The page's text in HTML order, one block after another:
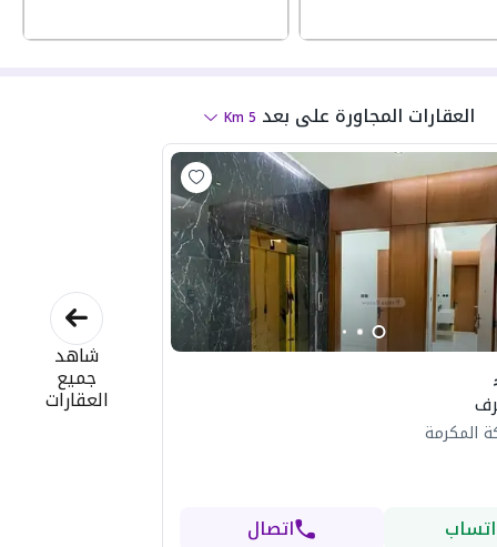
العقارات المجاورة على بعد 5
Km
المكرمة
اتصال
شاهد
جميع
العقارات